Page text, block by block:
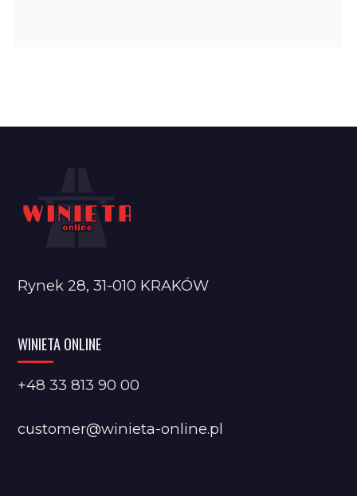
Rynek 28, 31-010 KRAKÓW
WINIETA ONLINE
+48 33 813 90 00
customer@winieta-online.pl